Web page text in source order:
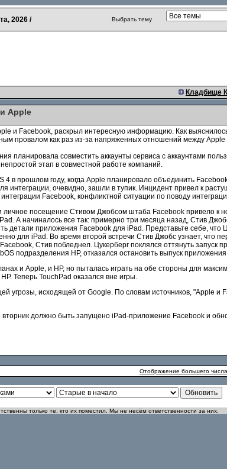
2026 / Выбрать тему
Кладбище
Apple
и Facebook, раскрыл интересную информацию. Как
провалом как раз из-за напряженных отношений между Apple
планировала совместить аккаунты сервиса с аккаунтами
этап в совместной работе компаний.
в прошлом году, когда Apple планировало объединить
интеграции, очевидно, зашли в тупик. Инцидент привел к
Facebook, конфликтной ситуации по поводу
посещение Стивом Джобсом штаба Facebook привело к
А начиналось все так: примерно три месяца назад, Стив
детали приложения Facebook для iPad. Представьте себе, что
для iPad. Во время второй встречи Стив Джобс узнает, что
Стив побледнел. Цукерберг поклялся оттянуть запуск
подразделения HP, отказался остановить выпуск
и Apple, и HP, но пыталась играть на обе стороны для
Теперь TouchPad оказался вне игры.
исходящей от Google. По словам источников, "Apple и
должно быть запущено iPad-приложение Facebook и
Отображение большего
только те, кто их поместил. Мы не несём ответственности за них.